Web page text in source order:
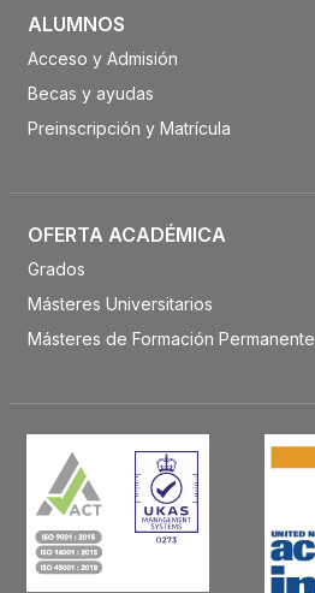
ALUMNOS
Acceso y Admisión
Becas y ayudas
Preinscripción y Matrícula
OFERTA ACADÉMICA
Grados
Másteres Universitarios
Másteres de Formación Permanente